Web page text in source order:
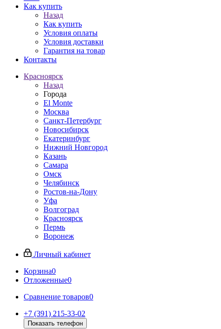
Как купить
Назад
Как купить
Условия оплаты
Условия доставки
Гарантия на товар
Контакты
Красноярск
Назад
Города
El Monte
Москва
Санкт-Петербург
Новосибирск
Екатеринбург
Нижний Новгород
Казань
Самара
Омск
Челябинск
Ростов-на-Дону
Уфа
Волгоград
Красноярск
Пермь
Воронеж
Личный кабинет
Корзина0
Отложенные0
Сравнение товаров0
+7 (391) 215-33-02
Показать телефон